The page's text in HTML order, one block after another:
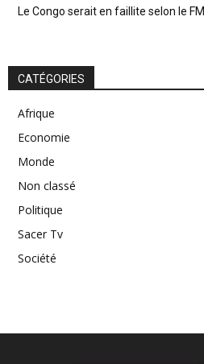
Le Congo serait en faillite selon le FMI
CATÉGORIES
Afrique
Economie
Monde
Non classé
Politique
Sacer Tv
Société